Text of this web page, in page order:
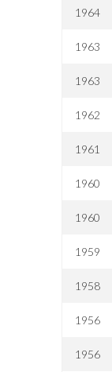
1964
1963
1963
1962
1961
1960
1960
1959
1958
1956
1956